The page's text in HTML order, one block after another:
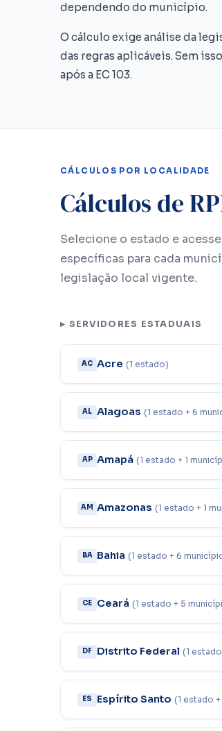
dependendo do município.
O cálculo exige análise da
das regras aplicáveis. Sem
após a EC 103.
CÁLCULOS POR LOCALIDADE
Cálculos de
Selecione o estado e
específicas para cada
legislação local vigente.
▸ SERVIDORES ESTADUAIS
AC Acre (1 estado)
AL Alagoas (1 estado + 6
AP Amapá (1 estado + 1
AM Amazonas (1 estado + 1
BA Bahia (1 estado + 6
CE Ceará (1 estado + 5
DF Distrito Federal (1
ES Espírito Santo (1 estado